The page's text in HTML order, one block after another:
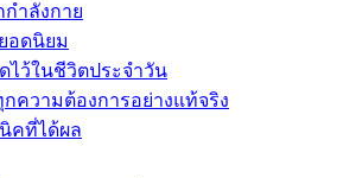
กำลังกาย
อดนิยม
ไว้ในชีวิตประจำวัน
ความต้องการอย่างแท้จริง
คที่ได้ผล